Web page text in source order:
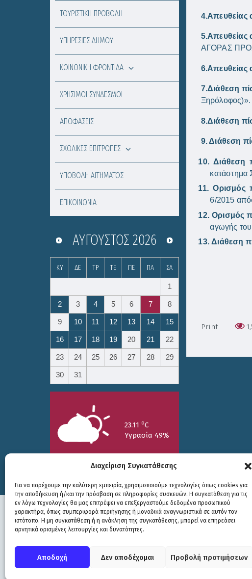
Διαχείριση Συγκατάθεσης
Για να παρέχουμε την καλύτερη εμπειρία, χρησιμοποιούμε τεχνολογίες όπως cookies για
την αποθήκευση ή/και την πρόσβαση σε πληροφορίες συσκευών. Η συγκατάθεση για τις
εν λόγω τεχνολογίες θα μας επιτρέψει να επεξεργαστούμε δεδομένα προσωπικού
χαρακτήρα, όπως συμπεριφορά περιήγησης ή μοναδικά αναγνωριστικά σε αυτόν τον
ιστότοπο. Η μη συγκατάθεση ή η ανάκληση της συγκατάθεσης, μπορεί να επηρεάσει
αρνητικά ορισμένες λειτουργίες και δυνατότητες.
Αποδοχή Δεν αποδέχομαι Προβολή προτιμήσεων
4.Απευθείας
5.Απευθείας
ΑΓΟΡΑΣ
6.Απευθείας
7.Διάθεση
Ξηρόλοφος)».
8.Διάθεση
9.Διάθεση
10. Διάθεση
κατάστημα
11. Ορισμός
6/2015
12. Ορισμός
αγωγής
13. Διάθεση
Print
ΤΟΥΡΙΣΤΙΚΗ ΠΡΟΒΟΛΗ
ΥΠΗΡΕΣΙΕΣ ΔΗΜΟΥ
ΚΟΙΝΩΝΙΚΗ ΦΡΟΝΤΙΔΑ
ΧΡΗΣΙΜΟΙ ΣΥΝΔΕΣΜΟΙ
ΑΠΟΦΑΣΕΙΣ
ΣΧΟΛΙΚΕΣ ΕΠΙΤΡΟΠΕΣ
ΥΠΟΒΟΛΗ ΑΙΤΗΜΑΤΟΣ
ΕΠΙΚΟΙΝΩΝΙΑ
ΑΎΓΟΥΣΤΟΣ 2026
ΚΥ ΔΕ ΤΡ ΤΕ ΠΕ ΠΑ ΣΑ
1
2 3 4 5 6 7 8
9 10 11 12 13 14 15
16 17 18 19 20 21 22
23 24 25 26 27 28 29
30 31
23.11 oC
Υγρασία 49%
25/7
15.73oC
26/7
17.99oC
27/7
20.94oC
© COPYRIGHT ΔΗΜΟΣ ΣΟΥΛΙΟΥ 2026
WEB DEVELOPMENT BYΕΓΚΡΙΤΟΣ GROUP| GRAPHICS DESIGN BY